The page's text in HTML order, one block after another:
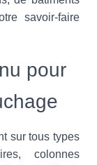
savoir-faire
pour
sur tous types
colonnes